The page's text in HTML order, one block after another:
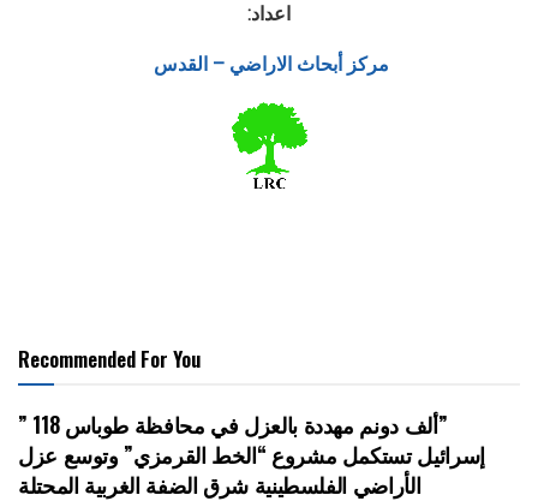
اعداد:
مركز أبحاث الاراضي – القدس
Recommended For You
” 118 ألف دونم مهددة بالعزل في محافظة طوباس”
إسرائيل تستكمل مشروع “الخط القرمزي” وتوسع عزل
الأراضي الفلسطينية شرق الضفة الغربية المحتلة